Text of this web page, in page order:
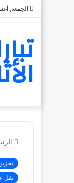
الجمعة,
نقل